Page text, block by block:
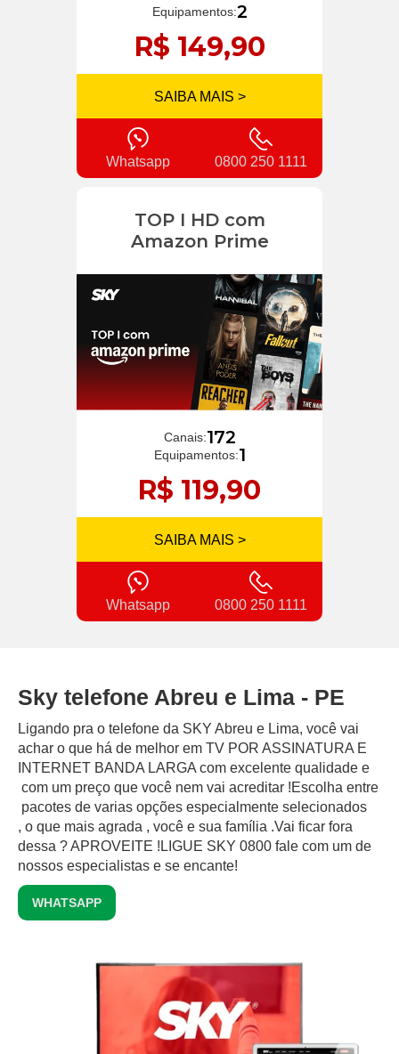
Equipamentos:2
R$ 149,90
SAIBA MAIS >
Whatsapp 0800 250 1111
TOP I HD com
Amazon Prime
Canais:172
Equipamentos:1
R$ 119,90
SAIBA MAIS >
Whatsapp 0800 250 1111
Sky telefone Abreu e Lima - PE
Ligando pra o telefone da SKY Abreu e Lima, você vai
achar o que há de melhor em TV POR ASSINATURA E
INTERNET BANDA LARGA com excelente qualidade e
com um preço que você nem vai acreditar !Escolha entre
pacotes de varias opções especialmente selecionados
, o que mais agrada , você e sua família .Vai ficar fora
dessa ? APROVEITE !LIGUE SKY 0800 fale com um de
nossos especialistas e se encante!
WHATSAPP